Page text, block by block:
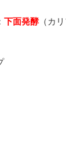
下面発酵（カ